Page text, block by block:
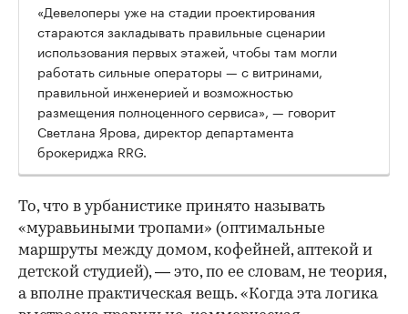
00:00
«Девелоперы уже на стадии проектирования
стараются закладывать правильные сценарии
использования первых этажей, чтобы там могли
работать сильные операторы — с витринами,
правильной инженерией и возможностью
размещения полноценного сервиса», — говорит
Светлана Ярова, директор департамента
брокериджа RRG.
То, что в урбанистике принято называть
«муравьиными тропами» (оптимальные
маршруты между домом, кофейней, аптекой и
детской студией), — это, по ее словам, не теория,
а вполне практическая вещь. «Когда эта логика